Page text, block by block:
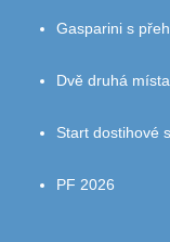
Gasparini s
Dvě druhá
Start dostihové
PF 2026